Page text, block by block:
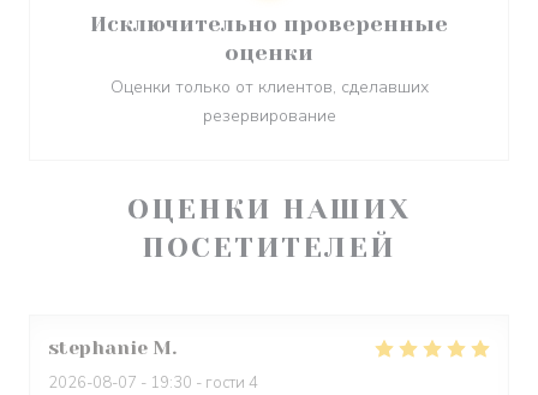
ОЦЕНКИ НАШИХ
ПОСЕТИТЕЛЕЙ
stephanie M
2026-08-07 - 19:30 - гости 4
Исключительно проверенные
оценки
Оценки только от клиентов, сделавших
резервирование